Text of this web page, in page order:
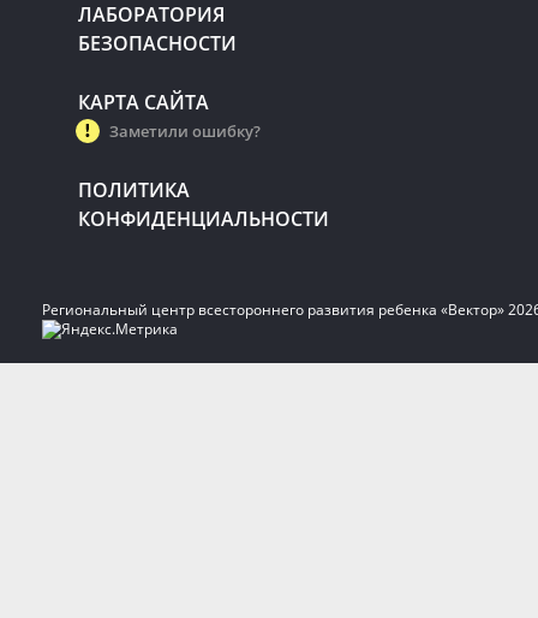
ЛАБОРАТОРИЯ
БЕЗОПАСНОСТИ
КАРТА САЙТА
Заметили ошибку?
ПОЛИТИКА
КОНФИДЕНЦИАЛЬНОСТИ
Региональный центр всестороннего развития ребенка «Вектор»